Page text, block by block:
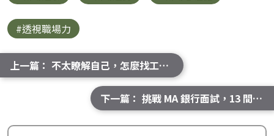
#透視職場力
上一篇： 不太瞭解自己，怎麼找工作？從「知己」開啟成功職涯
下一篇： 挑戰 MA 銀行面試，13 間銀行（永豐/遠東/南山/元大/中信/華南...）面試心得全紀錄｜面試經驗分享